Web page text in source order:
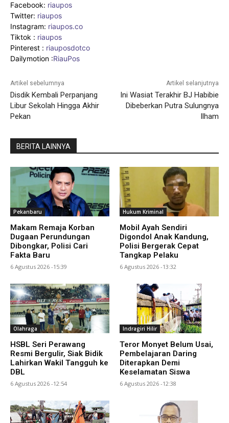
Facebook: riaupos
Twitter: riaupos
Instagram: riaupos.co
Tiktok : riaupos
Pinterest : riauposdotco
Dailymotion :RiauPos
Artikel sebelumnya
Disdik Kembali Perpanjang
Libur Sekolah Hingga Akhir
Pekan
Artikel selanjutnya
Ini Wasiat Terakhir BJ Habibie
Dibeberkan Putra Sulungnya
Ilham
BERITA LAINNYA
Pekanbaru
Makam Remaja Korban
Dugaan Perundungan
Dibongkar, Polisi Cari
Fakta Baru
6 Agustus 2026 -15:39
Hukum Kriminal
Mobil Ayah Sendiri
Digondol Anak Kandung,
Polisi Bergerak Cepat
Tangkap Pelaku
6 Agustus 2026 -13:32
Olahraga
HSBL Seri Perawang
Resmi Bergulir, Siak Bidik
Lahirkan Wakil Tangguh ke
DBL
6 Agustus 2026 -12:54
Indragiri Hilir
Teror Monyet Belum Usai,
Pembelajaran Daring
Diterapkan Demi
Keselamatan Siswa
6 Agustus 2026 -12:38